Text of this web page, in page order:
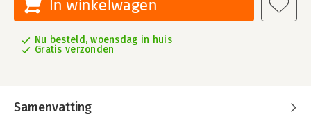
In winkelwagen
Nu besteld, woensdag in huis
Gratis verzonden
Samenvatting